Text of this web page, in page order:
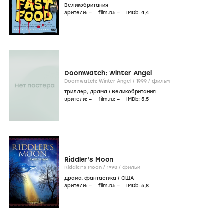
Великобритания
зрители: – film.ru: – IMDb: 4,4
Doomwatch: Winter Angel
Doomwatch: Winter Angel / 1999 / фильм
триллер, драма / Великобритания
зрители: – film.ru: – IMDb: 5,5
Riddler's Moon
Riddler's Moon / 1998 / фильм
драма, фантастика / США
зрители: – film.ru: – IMDb: 5,8